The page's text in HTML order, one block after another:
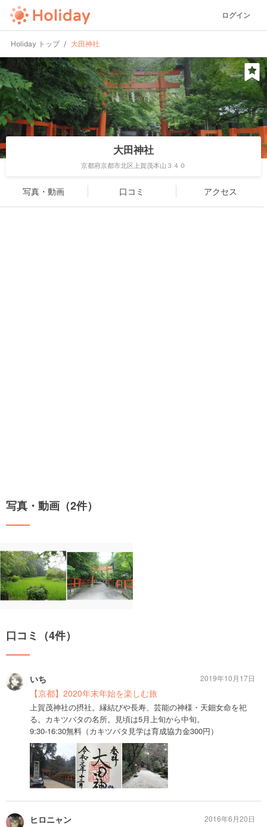
ログイン
Holiday トップ 大田神社
大田神社
京都府京都市北区上賀茂本山３４０
写真・動画 口コミ アクセス
写真・動画（2件）
口コミ（4件）
いち
【京都】2020年末年始を楽しむ旅
上賀茂神社の摂社。縁結びや長寿、芸能の神様・天鈿女命を祀
る。カキツバタの名所。見頃は5月上旬から中旬。
9:30-16:30無料（カキツバタ見学は育成協力金300円）
2019年10月17日
ヒロニャン
2016年6月20日